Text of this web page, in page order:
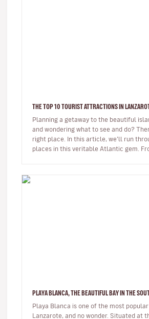
THE TOP 10 TOURIST ATTRACTIONS IN
Planning a getaway to the beautiful
and wondering what to see and do?
right place. In this article, we’ll run
places in this veritable Atlantic gem.
PLAYA BLANCA, THE BEAUTIFUL BAY IN THE
Playa Blanca is one of the most
Lanzarote, and no wonder. Situated at